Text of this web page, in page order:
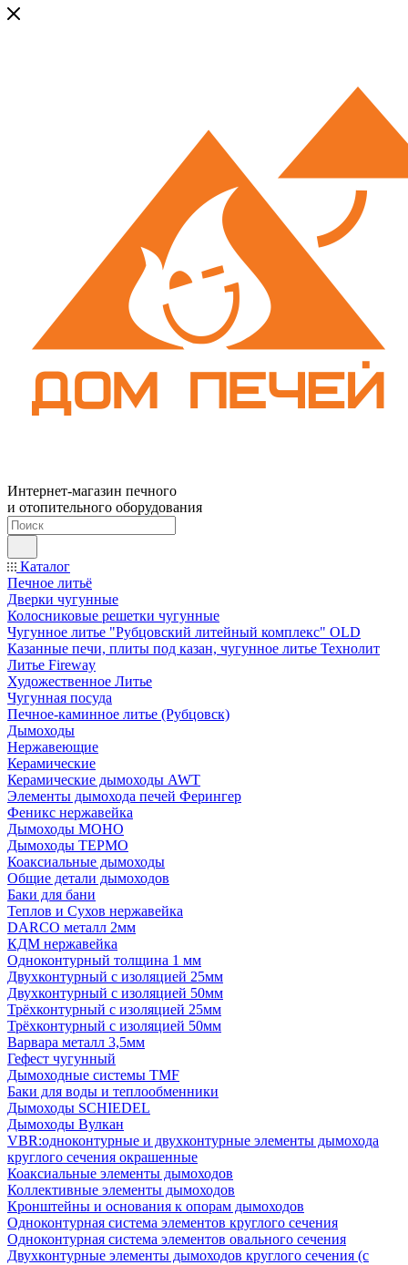
Интернет-магазин печного
и отопительного оборудования
Каталог
Печное литьё
Дверки чугунные
Колосниковые решетки чугунные
Чугунное литье "Рубцовский литейный комплекс" OLD
Казанные печи, плиты под казан, чугунное литье Технолит
Литье Fireway
Художественное Литье
Чугунная посуда
Печное-каминное литье (Рубцовск)
Дымоходы
Нержавеющие
Керамические
Керамические дымоходы AWT
Элементы дымохода печей Ферингер
Феникс нержавейка
Дымоходы МОНО
Дымоходы ТЕРМО
Коаксиальные дымоходы
Общие детали дымоходов
Баки для бани
Теплов и Сухов нержавейка
DARCO металл 2мм
КДМ нержавейка
Одноконтурный толщина 1 мм
Двухконтурный с изоляцией 25мм
Двухконтурный с изоляцией 50мм
Трёхконтурный с изоляцией 25мм
Трёхконтурный с изоляцией 50мм
Варвара металл 3,5мм
Гефест чугунный
Дымоходные системы TMF
Баки для воды и теплообменники
Дымоходы SCHIEDEL
Дымоходы Вулкан
VBR:одноконтурные и двухконтурные элементы дымохода
круглого сечения окрашенные
Коаксиальные элементы дымоходов
Коллективные элементы дымоходов
Кронштейны и основания к опорам дымоходов
Одноконтурная система элементов круглого сечения
Одноконтурная система элементов овального сечения
Двухконтурные элементы дымоходов круглого сечения (с